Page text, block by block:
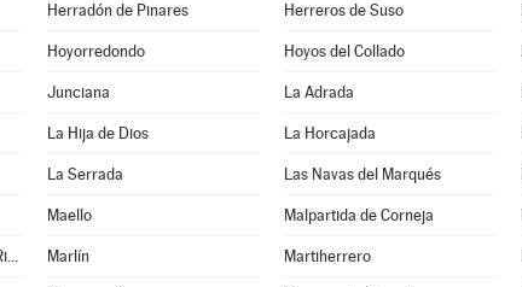
Herradón de Pinares Herreros de Suso
Hoyorredondo Hoyos del Collado
Junciana La Adrada
La Hija de Dios La Horcajada
La Serrada Las Navas del Marqués
Maello Malpartida de Corneja
Manjabálago y Ortigosa de Rioalmar Marlín Martiherrero